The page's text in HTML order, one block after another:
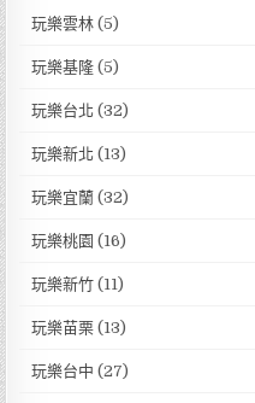
玩樂雲林 (5)
玩樂基隆 (5)
玩樂台北 (32)
玩樂新北 (13)
玩樂宜蘭 (32)
玩樂桃園 (16)
玩樂新竹 (11)
玩樂苗栗 (13)
玩樂台中 (27)